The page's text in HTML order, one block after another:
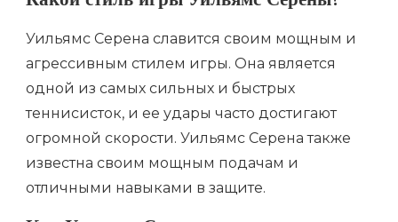
Уильямс Серена славится своим мощным и
агрессивным стилем игры. Она является
одной из самых сильных и быстрых
теннисисток, и ее удары часто достигают
огромной скорости. Уильямс Серена также
известна своим мощным подачам и
отличными навыками в защите.